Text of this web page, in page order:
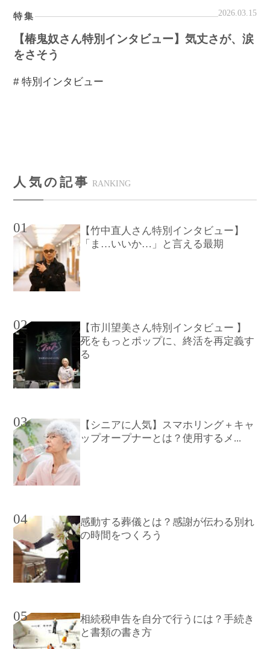
特集 2026.03.15
【椿鬼奴さん特別インタビュー】気丈さが、涙
をさそう
# 特別インタビュー
人気の記事 RANKING
01
【竹中直人さん特別インタビュー】
「ま…いいか…」と言える最期
02
【市川望美さん特別インタビュー 】
死をもっとポップに、終活を再定義す
る
03
【シニアに人気】スマホリング＋キャ
ップオープナーとは？使用するメ...
04
感動する葬儀とは？感謝が伝わる別れ
の時間をつくろう
05
相続税申告を自分で行うには？手続き
と書類の書き方